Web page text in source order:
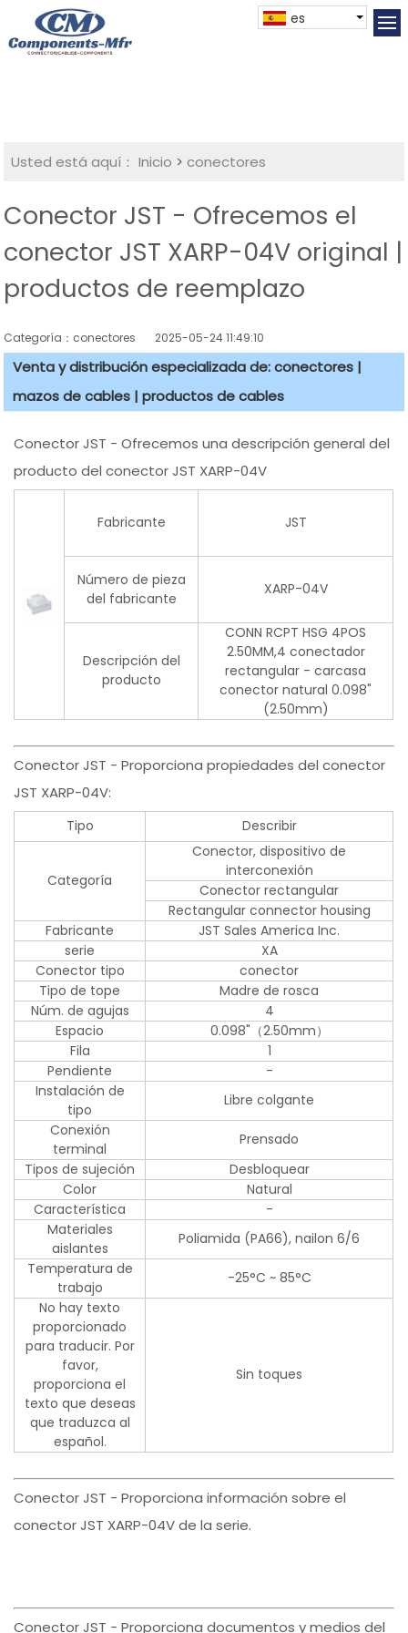
es
Usted está aquí： Inicio >conectores
Conector JST - Ofrecemos el
conector JST XARP-04V original |
productos de reemplazo
Categoría：conectores 2025-05-24 11:49:10
Venta y distribución especializada de: conectores |
mazos de cables | productos de cables
Conector JST - Ofrecemos una descripción general del
producto del conector JST XARP-04V
Fabricante JST
Número de pieza
del fabricante
XARP-04V
Descripción del
producto
CONN RCPT HSG 4POS
2.50MM,4 conectador
rectangular - carcasa
conector natural 0.098"
(2.50mm)
Conector JST - Proporciona propiedades del conector
JST XARP-04V:
Tipo Describir
Categoría
Conector, dispositivo de
interconexión
Conector rectangular
Rectangular connector housing
Fabricante
JST Sales America Inc.
serie
XA
Conector tipo
conector
Tipo de tope
Madre de rosca
Núm. de agujas
4
Espacio
0.098"（2.50mm）
Fila
1
Pendiente
-
Instalación de
tipo
Libre colgante
Conexión
terminal
Prensado
Tipos de sujeción
Desbloquear
Color
Natural
Característica
-
Materiales
aislantes
Poliamida (PA66), nailon 6/6
Temperatura de
trabajo
-25°C ~ 85°C
No hay texto
proporcionado
para traducir. Por
favor,
proporciona el
texto que deseas
que traduzca al
español.
Sin toques
Conector JST - Proporciona información sobre el
conector JST XARP-04V de la serie.
Conector JST - Proporciona documentos y medios del